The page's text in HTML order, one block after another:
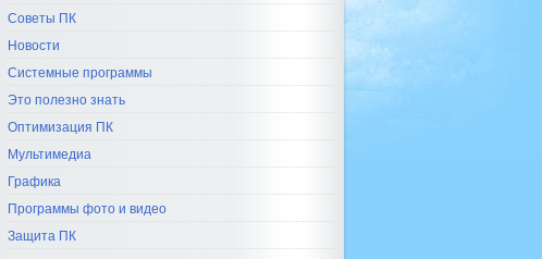
Советы ПК
Новости
Системные программы
Это полезно знать
Оптимизация ПК
Мультимедиа
Графика
Программы фото и видео
Защита ПК